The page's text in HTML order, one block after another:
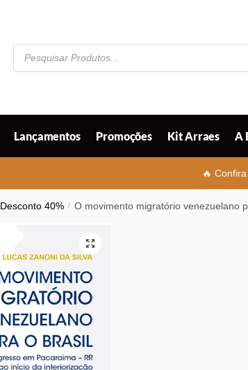
Pesquisar
produtos
Lançamentos Promoções Kit Arraes A
🔥
Desconto 40% / O movimento migratório venezuelano
🔍